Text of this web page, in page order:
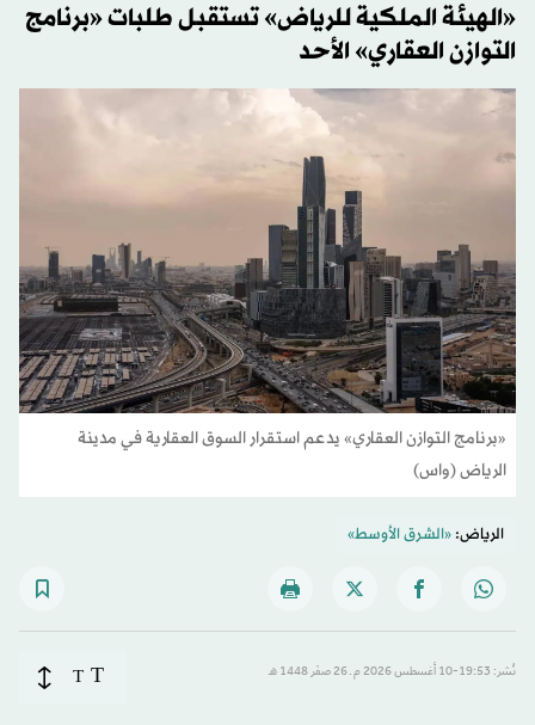
«الهيئة الملكية للرياض» تستقبل طلبات «برنامج
التوازن العقاري» الأحد
«برنامج التوازن العقاري» يدعم استقرار السوق العقارية في مدينة
الرياض (واس)
الرياض:«الشرق الأوسط»
نُشر: 19:53-10 أغسطس 2026 م ـ 26 صفَر 1448 هـ T
T